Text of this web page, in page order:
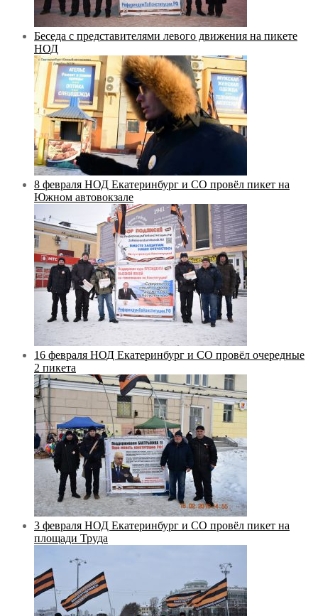
Беседа с представителями левого движения на пикете
НОД
8 февраля НОД Екатеринбург и СО провёл пикет на
Южном автовокзале
16 февраля НОД Екатеринбург и СО провёл очередные
2 пикета
3 февраля НОД Екатеринбург и СО провёл пикет на
площади Труда